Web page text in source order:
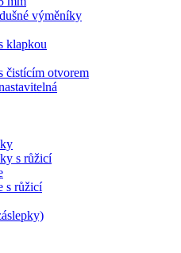
výměníky
klapkou
čistícím otvorem
s růžicí
s růžicí